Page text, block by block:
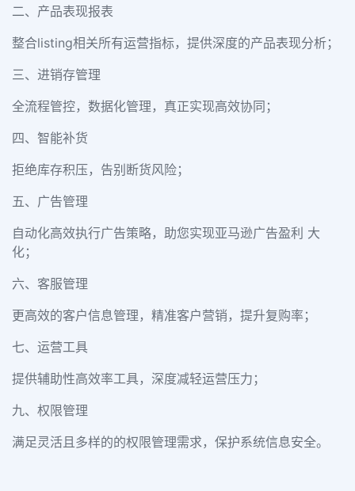
二、产品表现报表
整合listing相关所有运营指标，提供深度的产品表现分析；
三、进销存管理
全流程管控，数据化管理，真正实现高效协同；
四、智能补货
拒绝库存积压，告别断货风险；
五、广告管理
自动化高效执行广告策略，助您实现亚马逊广告盈利 大
化；
六、客服管理
更高效的客户信息管理，精准客户营销，提升复购率；
七、运营工具
提供辅助性高效率工具，深度减轻运营压力；
九、权限管理
满足灵活且多样的的权限管理需求，保护系统信息安全。